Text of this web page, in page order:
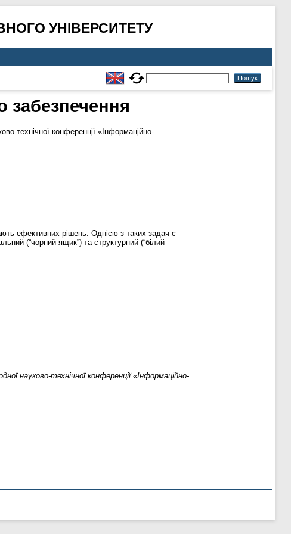
УНІВЕРСИТЕТУ
забезпечення
технічної конференції «Інформаційно-
ефективних рішень. Однією з таких задач є
(“чорний ящик”) та структурний (“білий
науково-технічної конференції «Інформаційно-